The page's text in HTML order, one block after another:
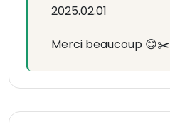
2025.02.01
Merci beaucoup 😊✂️